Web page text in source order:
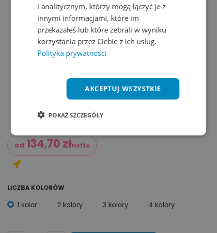
od 134,70 złnetto
LICZBA KOLORÓW
1 kolor 2 kolory 3 kolory 4 kolory
i analitycznym, którzy mogą łączyć je z
innymi informacjami, które im
przekazałeś lub które zebrali w wyniku
korzystania przez Ciebie z ich usług.
Polityka prywatności
AKCEPTUJ WSZYSTKIE
POKAŻ SZCZEGÓŁY